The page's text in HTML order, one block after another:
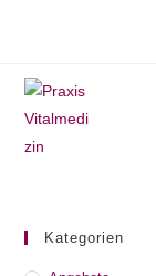
Kategorien